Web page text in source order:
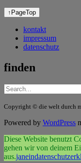
↑ PageTop
kontakt
impressum
datenschutz
finden
Copyright © die welt durch
Powered by WordPress
Diese Website benutzt
gehen wir von deinem
aus.janein